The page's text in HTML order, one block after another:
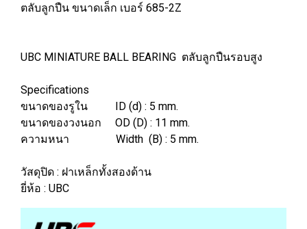
ตลับลูกปืน ขนาดเล็ก เบอร์ 685-2Z
UBC MINIATURE BALL BEARING ตลับลูกปืนรอบสูง
Specifications
ขนาดของรูใน ID (d) : 5 mm.
ขนาดของวงนอก OD (D) : 11 mm.
ความหนา Width (B) : 5 mm.
วัสดุปิด : ฝาเหล็กทั้งสองด้าน
ยี่ห้อ : UBC